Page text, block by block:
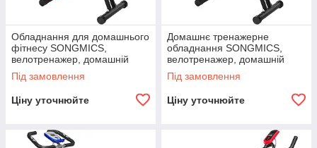
Обладнання для домашнього
фітнесу SONGMICS,
велотренажер, домашній
тренажер, домашнє
спортивне обладнання,
Під замовлення
Ціну уточнюйте
Домашнє тренажерне
обладнання SONGMICS,
велотренажер, домашній
тренажер, домашнє
спортивне обладнання,
Під замовлення
Ціну уточнюйте